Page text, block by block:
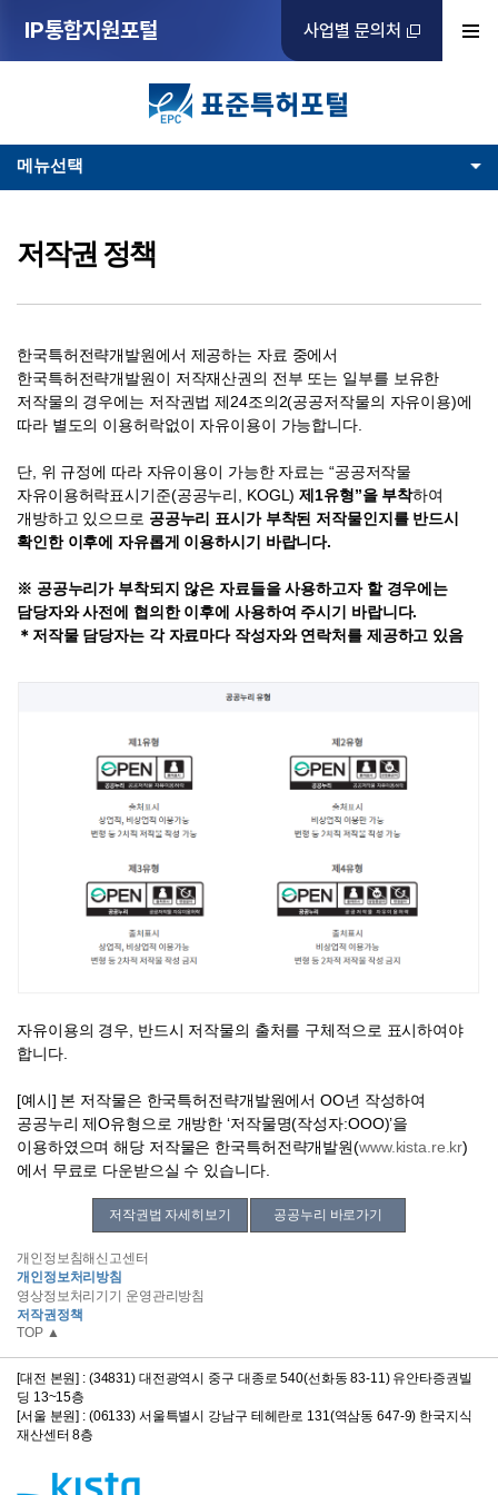
IP통합지원포털 사업별 문의처
메뉴선택
저작권 정책
한국특허전략개발원에서 제공하는 자료 중에서
한국특허전략개발원이 저작재산권의 전부 또는 일부를 보유한
저작물의 경우에는 저작권법 제24조의2(공공저작물의 자유이용)에
따라 별도의 이용허락없이 자유이용이 가능합니다.
단, 위 규정에 따라 자유이용이 가능한 자료는 “공공저작물
자유이용허락표시기준(공공누리, KOGL)제1유형”을 부착하여
개방하고 있으므로 공공누리 표시가 부착된 저작물인지를 반드시
확인한 이후에 자유롭게 이용하시기 바랍니다.
※ 공공누리가 부착되지 않은 자료들을 사용하고자 할 경우에는
담당자와 사전에 협의한 이후에 사용하여 주시기 바랍니다.
＊저작물 담당자는 각 자료마다 작성자와 연락처를 제공하고 있음
자유이용의 경우, 반드시 저작물의 출처를 구체적으로 표시하여야
합니다.
[예시] 본 저작물은 한국특허전략개발원에서 OO년 작성하여
공공누리 제O유형으로 개방한 ‘저작물명(작성자:OOO)’을
이용하였으며 해당 저작물은 한국특허전략개발원(www.kista.re.kr)
에서 무료로 다운받으실 수 있습니다.
저작권법 자세히보기 공공누리 바로가기
개인정보침해신고센터
개인정보처리방침
영상정보처리기기 운영관리방침
저작권정책
TOP ▲
[대전 본원] : (34831) 대전광역시 중구 대종로 540(선화동 83-11) 유안타증권빌
딩 13~15층
[서울 분원] : (06133) 서울특별시 강남구 테헤란로 131(역삼동 647-9) 한국지식
재산센터 8층